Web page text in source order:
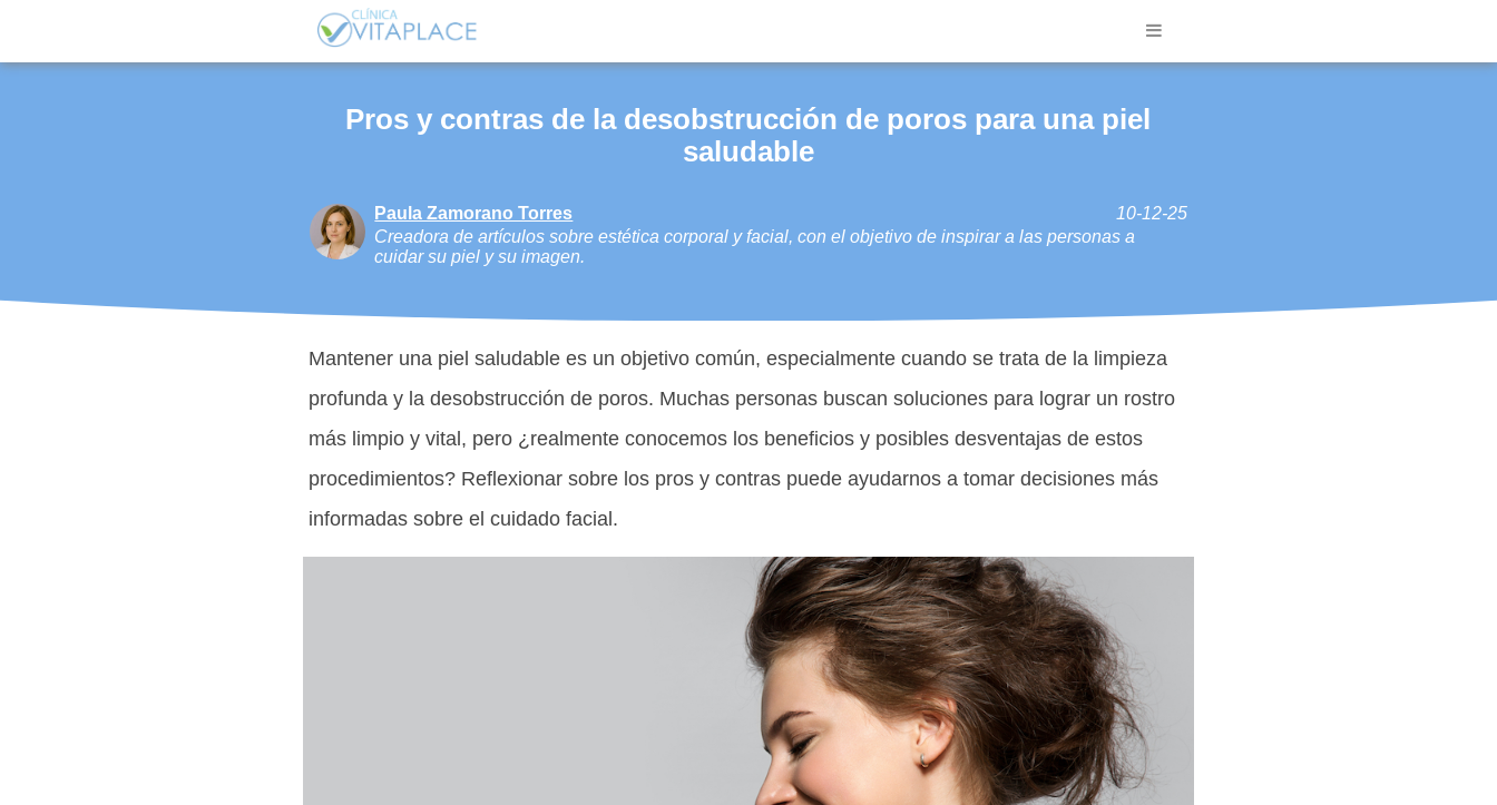
Pros y contras de la desobstrucción de poros para una piel
saludable
Paula Zamorano Torres
10-12-25
Creadora de artículos sobre estética corporal y facial, con el objetivo de inspirar a las personas a
cuidar su piel y su imagen.
Mantener una piel saludable es un objetivo común, especialmente cuando se trata de la limpieza
profunda y la desobstrucción de poros. Muchas personas buscan soluciones para lograr un rostro
más limpio y vital, pero ¿realmente conocemos los beneficios y posibles desventajas de estos
procedimientos? Reflexionar sobre los pros y contras puede ayudarnos a tomar decisiones más
informadas sobre el cuidado facial.